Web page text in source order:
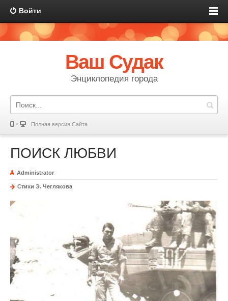
Войти
Ваш Судак
Энциклопедия города
Полная версия Сайта
ПОИСК ЛЮБВИ
Administrator
Стихи Э. Чеглякова